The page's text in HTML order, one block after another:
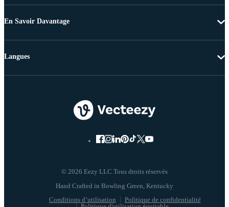
En Savoir Davantage
© 2026 Eezy LLC Tous droits réservés
Conditions d’utilisation
Politique de confidentialité
Langues